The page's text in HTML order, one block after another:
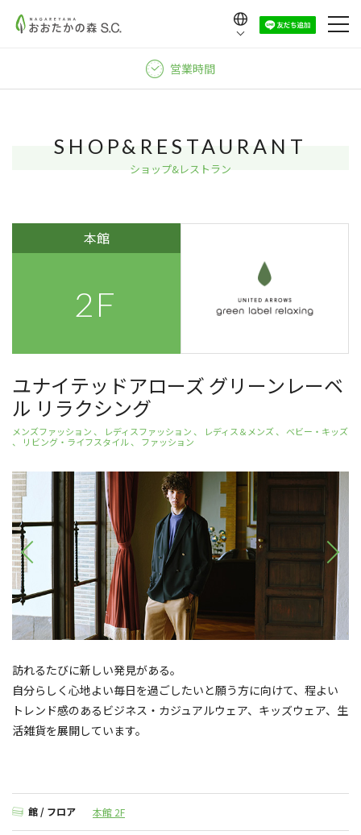
한국어
営業時間
SHOP&RESTAURANT
ショップ&レストラン
本館
2F
ユナイテッドアローズ グリーンレーベ
ル リラクシング
メンズファッション 、 レディスファッション 、 レディス＆メンズ 、 ベビー・キッズ
、 リビング・ライフスタイル 、 ファッション
訪れるたびに新しい発見がある。
自分らしく心地よい毎日を過ごしたいと願う方に向けて、程よい
トレンド感のあるビジネス・カジュアルウェア、キッズウェア、生
活雑貨を展開しています。
館 / フロア 本館 2F